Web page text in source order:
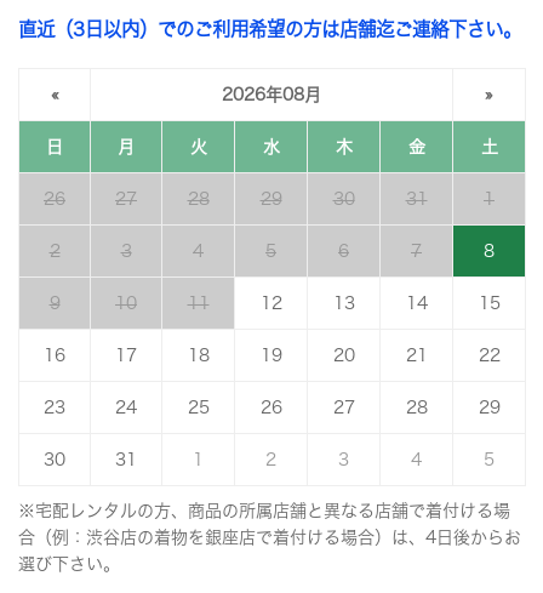
直近（3日以内）でのご利用希望の方は店舗迄ご連絡下さい。
« 2026年08月 »
日 月 火 水 木 金 土
26 27 28 29 30 31 1
2 3 4 5 6 7 8
9 10 11 12 13 14 15
16 17 18 19 20 21 22
23 24 25 26 27 28 29
30 31 2 3 4 5
※宅配レンタルの方、商品の所属店舗と異なる店舗で着付ける場
合（例：渋谷店の着物を銀座店で着付ける場合）は、4日後からお
選び下さい。